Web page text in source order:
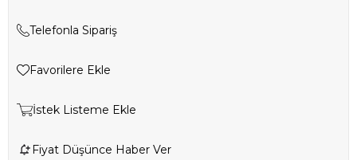
Telefonla Sipariş
Favorilere Ekle
İstek Listeme Ekle
Fiyat Düşünce Haber Ver